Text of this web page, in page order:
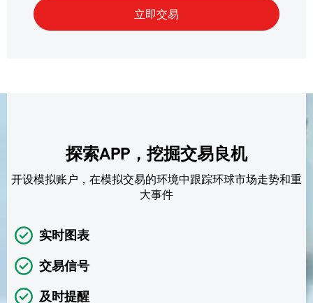
探索APP，挖掘交易良机
开设模拟账户，在模拟交易的环境中跟踪环球市场走势和重
大事件
实时图表
交易信号
及时提醒